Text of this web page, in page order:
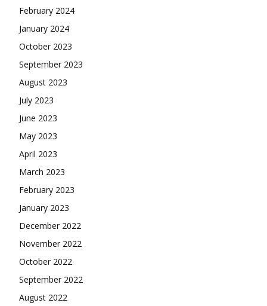
February 2024
January 2024
October 2023
September 2023
August 2023
July 2023
June 2023
May 2023
April 2023
March 2023
February 2023
January 2023
December 2022
November 2022
October 2022
September 2022
August 2022